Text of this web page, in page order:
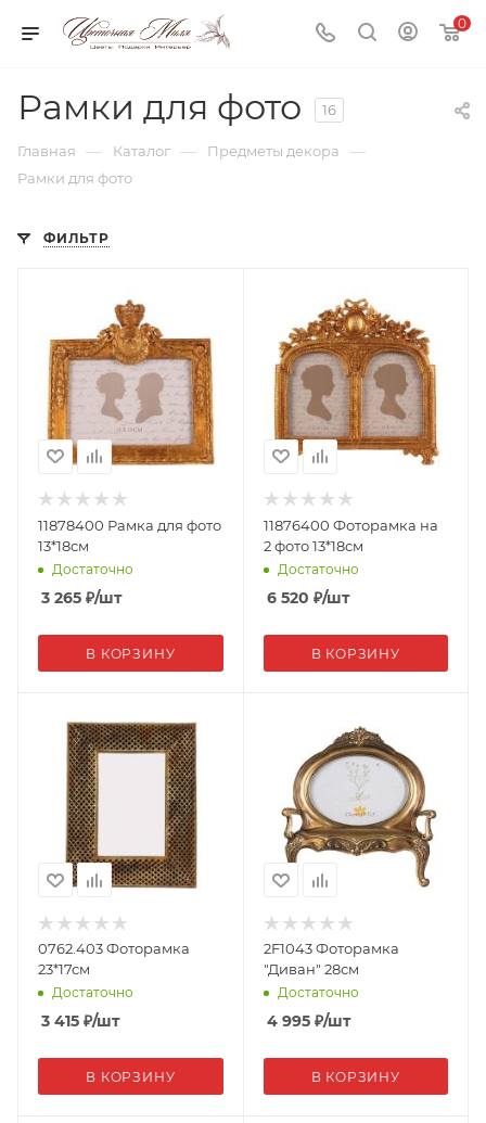
0
Рамки для фото 16
Главная — Каталог — Предметы декора —
Рамки для фото
ФИЛЬТР
11878400 Рамка для фото
13*18см
Достаточно
3 265 ₽/шт
В КОРЗИНУ
11876400 Фоторамка на
2 фото 13*18см
Достаточно
6 520 ₽/шт
В КОРЗИНУ
0762.403 Фоторамка
23*17см
Достаточно
3 415 ₽/шт
В КОРЗИНУ
2F1043 Фоторамка
"Диван" 28см
Достаточно
4 995₽/шт
В КОРЗИНУ